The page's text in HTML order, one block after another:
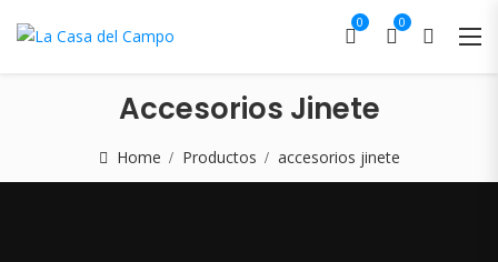
0 0
Accesorios Jinete
Home Productos accesorios jinete